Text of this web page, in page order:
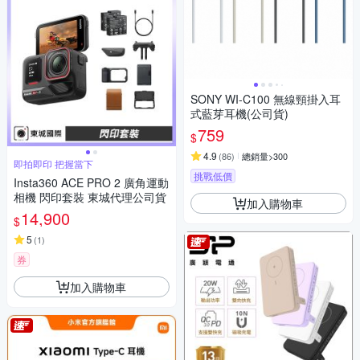
即拍即印 把握當下
Insta360 ACE PRO 2 廣角運動
相機 閃印套裝 東城代理公司貨
$14,900
5 (1)
券
加入購物車
SONY WI-C100 無線頸掛入耳
式藍芽耳機(公司貨)
$759
4.9 (86) 總銷量>300
挑戰低價
加入購物車